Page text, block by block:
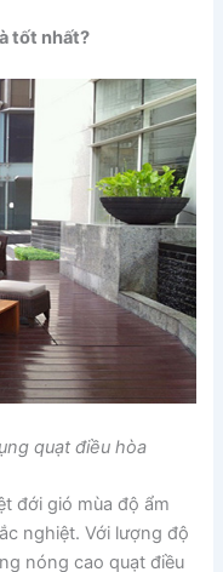
tốt nhất?
quạt điều hòa
đới gió mùa độ ẩm
nghiệt. Với lượng độ
nóng cao quạt điều